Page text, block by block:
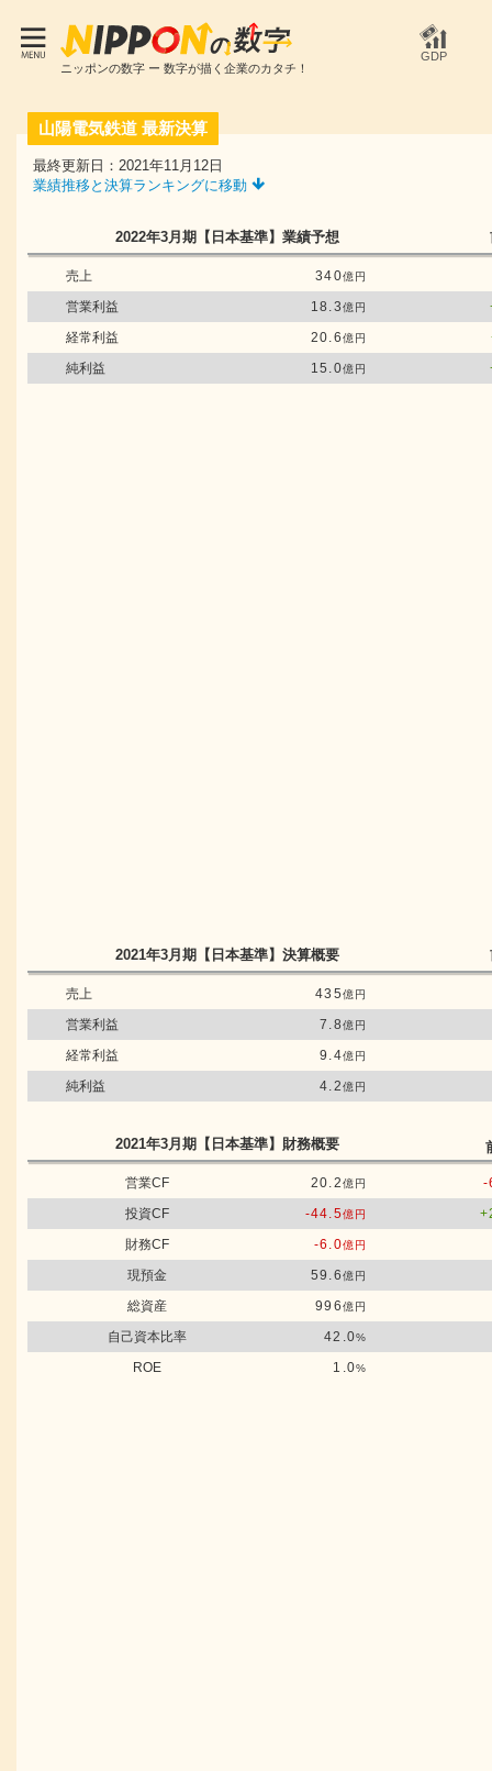
ニッポンの数字 ー 数字が描く企業のカタチ！
GDP
山陽電気鉄道 最新決算
最終更新日：2021年11月12日
業績推移と決算ランキングに移動
2022年3月期 【日本基準】 業績予想
売上 340億円
営業利益 18.3億円
経常利益
20.6億円
純利益
15.0億円
2021年3月期 【日本基準】 決算概要
売上 435億円
営業利益 7.8億円
経常利益 9.4億円
純利益 4.2億円
2021年3月期 【日本基準】 財務概要
営業CF 20.2億円
-
投資CF
-44.5億円
財務CF
-6.0億円
現預金 59.6億円
総資産 996億円
自己資本比率 42.0%
ROE 1.0%